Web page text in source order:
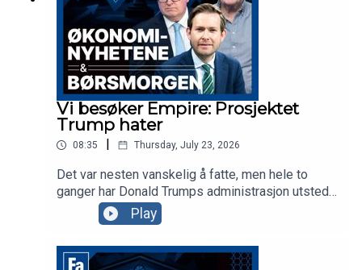
Vi besøker Empire: Prosjektet
Trump hater
08:35 Thursday, July 23, 2026
Det var nesten vanskelig å fatte, men hele to
ganger har Donald Trumps administrasjon utstedt
stoppordrer for det godkjente gigantprosjektet
innen havvind, Empire Wind utenfor New York.
Prosjekter tilhørende Ørsted og andre selskaper
ble også forsøkt stoppet, men hva er det som
Play